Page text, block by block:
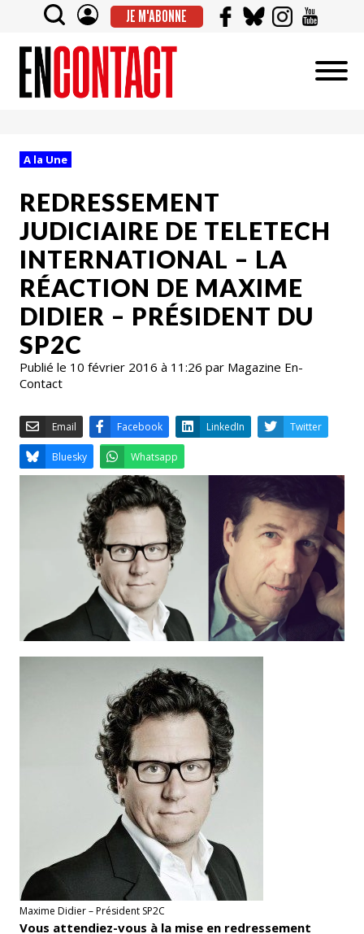
JE M'ABONNE
A la Une
REDRESSEMENT
JUDICIAIRE DE TELETECH
INTERNATIONAL – LA
RÉACTION DE MAXIME
DIDIER – PRÉSIDENT DU
SP2C
Publié le 10 février 2016 à 11:26 par Magazine En-
Contact
Email Facebook LinkedIn
Bluesky Whatsapp
Maxime Didier – Président SP2C
Vous attendiez-vous à la mise en redressement